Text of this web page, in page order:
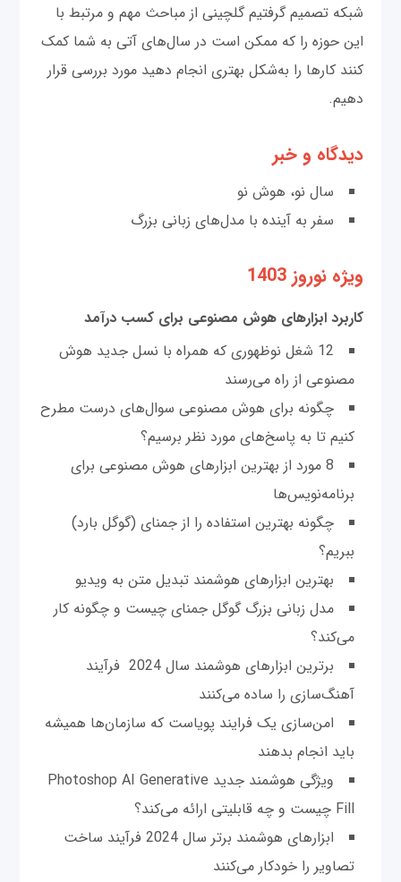
شبکه تصمیم گرفتیم گلچینی از مباحث مهم و مرتبط با
این حوزه را که ممکن است در سال‌های آتی به شما کمک
کنند کارها را به‌شکل بهتری انجام دهید مورد بررسی قرار
دهیم.
دیدگاه و خبر
سال نو، هوش نو
سفر به آینده با مدل‌های زبانی بزرگ
ویژه نوروز 1403
کاربرد ابزارهای هوش مصنوعی برای کسب درآمد
12 شغل نوظهوری که همراه با نسل جدید هوش
مصنوعی از راه می‌رسند
چگونه برای هوش مصنوعی سوال‌های درست مطرح
کنیم تا به پاسخ‌های مورد نظر برسیم؟
8 مورد از بهترین ابزارهای هوش مصنوعی برای
برنامه‌نویس‌ها
چگونه بهترین استفاده را از جمنای (گوگل بارد)
ببریم؟
بهترین ابزارهای هوشمند تبدیل متن به ویدیو
مدل زبانی بزرگ گوگل جمنای چیست و چگونه کار
می‌کند؟
برترین ابزارهای هوشمند سال 2024 فرآیند
آهنگ‌سازی را ساده می‌کنند
امن‌سازی یک فرایند پویاست که سازمان‌ها همیشه
باید انجام بدهند
ویژگی هوشمند جدید Photoshop AI Generative
Fill چیست و چه قابلیتی ارائه می‌کند؟
ابزارهای هوشمند برتر سال 2024 فرآیند ساخت
تصاویر را خودکار می‌کنند